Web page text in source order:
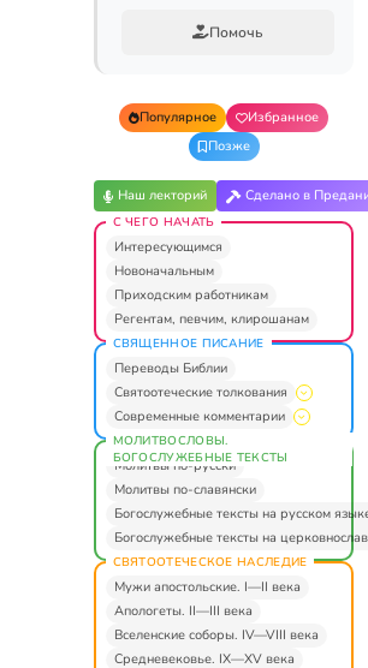
Помочь
Популярное
Избранное
Позже
Наш лекторий Сделано в
С ЧЕГО НАЧАТЬ
Интересующимся
Новоначальным
Приходским работникам
Регентам, певчим, клирошанам
СВЯЩЕННОЕ ПИСАНИЕ
Переводы Библии
Святоотеческие толкования
Современные комментарии
МОЛИТВОСЛОВЫ.
БОГОСЛУЖЕБНЫЕ ТЕКСТЫ
Молитвы по-русски
Молитвы по-славянски
Богослужебные тексты на русском
Богослужебные тексты на
СВЯТООТЕЧЕСКОЕ НАСЛЕДИЕ
Мужи апостольские. I—II века
Апологеты. II—III века
Вселенские соборы. IV—VIII века
Средневековье. IX—XV века